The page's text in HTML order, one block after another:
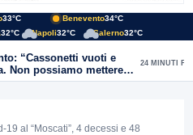
33°C Benevento34°C
32°C Napoli32°C Salerno32°C
“Cassonetti vuoti e
Non possiamo mettere
mancanza di rispetto”
24 MINUTI FA
19 al “Moscati”, 4 decessi e 48